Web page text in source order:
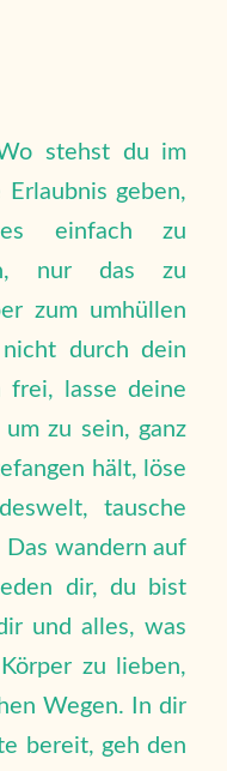
stehst du im
geben,
einfach zu
nur das zu
zum umhüllen
durch dein
frei, lasse deine
zu sein, ganz
hält, löse
tausche
Das wandern auf
dir, du bist
und alles, was
zu lieben,
Wegen. In dir
bereit, geh den